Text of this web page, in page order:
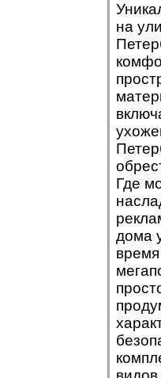
на
Где
дома